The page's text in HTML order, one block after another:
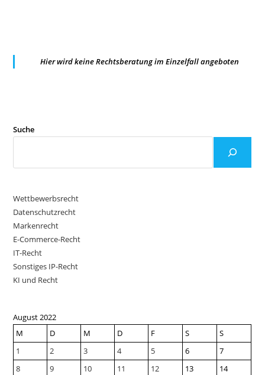
Hier wird keine Rechtsberatung im Einzelfall angeboten
Suche
Wettbewerbsrecht
Datenschutzrecht
Markenrecht
E-Commerce-Recht
IT-Recht
Sonstiges IP-Recht
KI und Recht
August 2022
M
D M D F S
S
1
2 3 4 5 6
7
8
9 10 11 12 13
14